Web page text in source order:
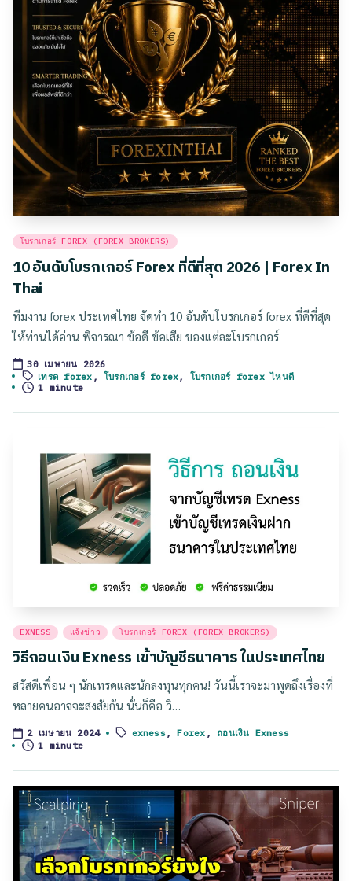
Posted
โบรกเกอร์ FOREX (FOREX BROKERS)
10 อันดับโบรกเกอร์ Forex ที่ดีที่สุด 2026 | Forex In
Thai
ทีมงาน forex ประเทศไทย จัดทำ 10 อันดับโบรกเกอร์ forex ที่ดีที่สุด
ให้ท่านได้อ่าน พิจารณา ข้อดี ข้อเสีย ของแต่ละโบรกเกอร์
30 เมษายน 2026
Tags:เทรด forex , โบรกเกอร์ forex , โบรกเกอร์ forex ไหนดี
1 minute
Posted
EXNESS แจ้งข่าว โบรกเกอร์ FOREX (FOREX BROKERS)
วิธีถอนเงิน Exness เข้าบัญชีธนาคาร ในประเทศไทย
สวัสดีเพื่อน ๆ นักเทรดและนักลงทุนทุกคน! วันนี้เราจะมาพูดถึงเรื่องที่
หลายคนอาจจะสงสัยกัน นั่นก็คือ วิ…
2 เมษายน 2024
Tags: exness,Forex ,ถอนเงิน Exness
1 minute